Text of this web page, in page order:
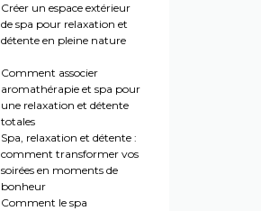
Créer un espace extérieur
de spa pour relaxation et
détente en pleine nature
Comment associer
aromathérapie et spa pour
une relaxation et détente
totales
Spa, relaxation et détente :
comment transformer vos
soirées en moments de
bonheur
Comment le spa